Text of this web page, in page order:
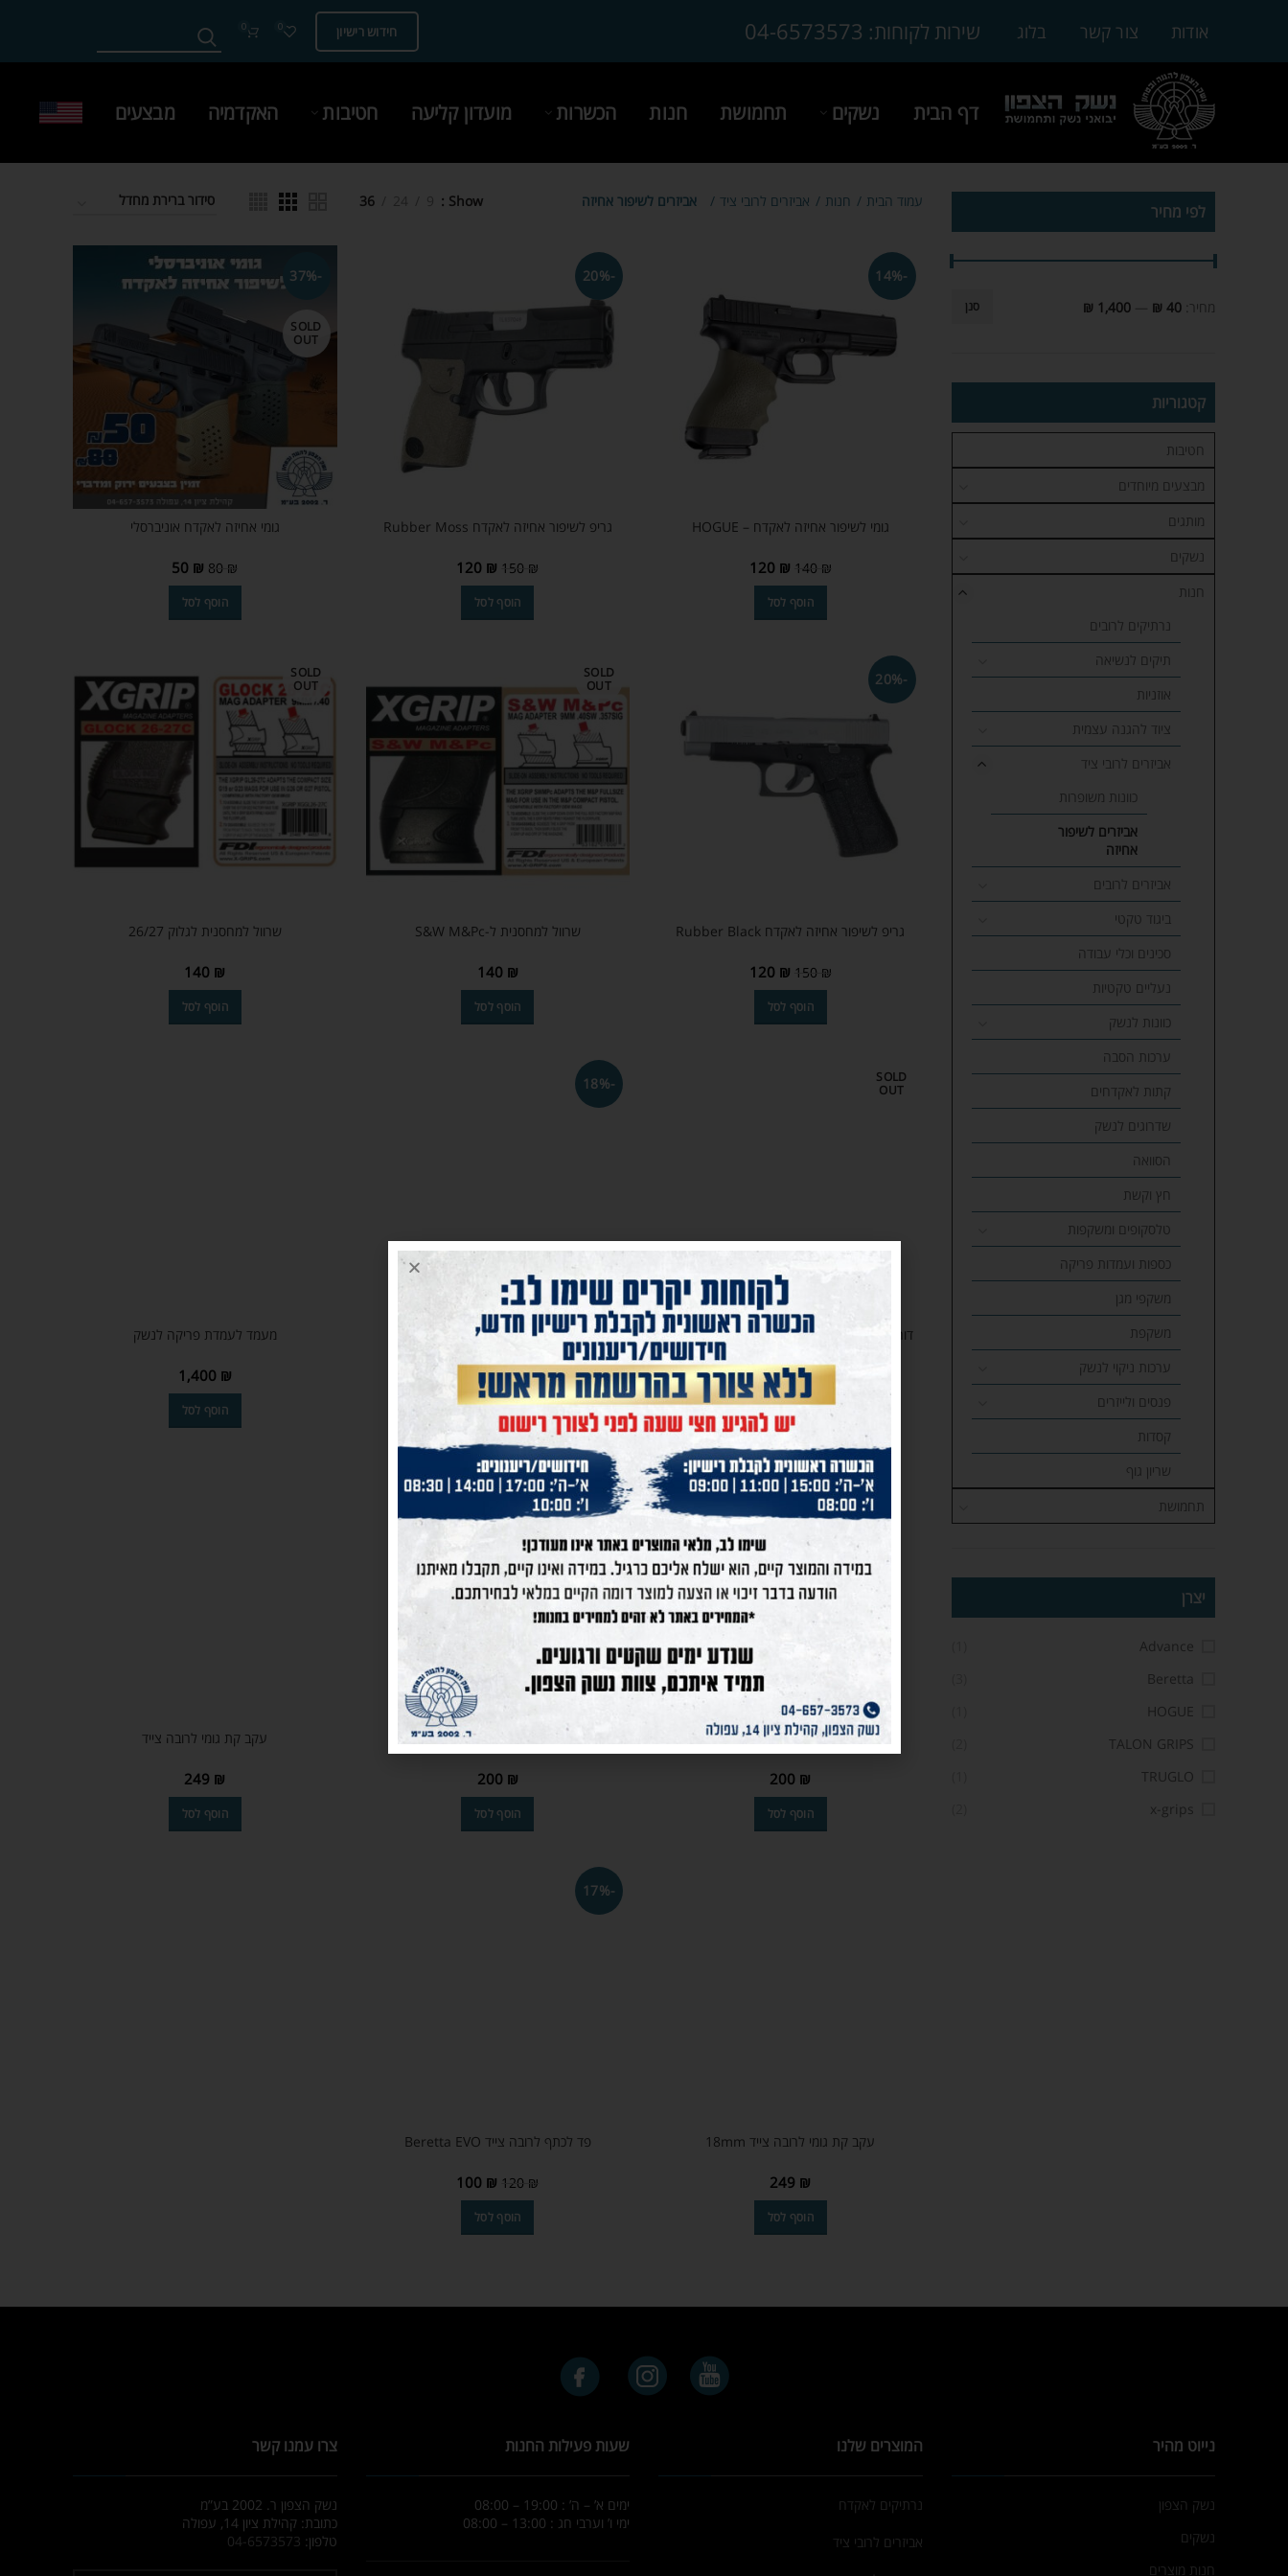
אודות צור קשר בלוג שירות לקוחות: 04-6573573 חידוש רישיון 0
0
דף הבית נשקים תחמושת חנות הכשרות מועדון קליעה חטיבות האקדמיה מבצעים
עמוד הבית חנות אביזרים לרובי ציד אביזרים לשיפור אחיזה Show
36
-14%
גומי לשיפור אחיזה לאקדח – HOGUE
140 ₪
120 ₪
הוסף לסל
-20%
גריפ לשיפור אחיזה לאקדח Rubber Moss
150 ₪
120 ₪
הוסף לסל
-37%
SOLD
OUT
גומי אחיזה לאקדח אוניברסלי
80 ₪
50 ₪
הוסף לסל
-20%
גריפ לשיפור אחיזה לאקדח Rubber Black
150 ₪
120 ₪
הוסף לסל
SOLD
OUT
שרוול למחסנית ל-S&W M&Pc
140 ₪
הוסף לסל
SOLD
OUT
שרוול למחסנית לגלוק 26/27
140 ₪
הוסף לסל
SOLD
OUT
דורגלים TAC•POD™ ADJUSTABLE BIPODS
339₪
הוסף לסל
-18%
מעמד לנייד לרובה
220₪
180₪
הוסף לסל
מעמד לעמדת פריקה לנשק
1,400 ₪
הוסף לסל
ידית לרובה ציד AGM-500
200 ₪
הוסף לסל
200 ₪
הוסף לסל
עקב קת גומי לרובה צייד
249 ₪
הוסף לסל
עקב קת גומי לרובה צייד 18mm
249 ₪
הוסף לסל
-17%
פד לכתף לרובה צייד Beretta EVO
120 ₪
100 ₪
הוסף לסל
לפי מחיר
סנן מחיר: 40 ₪
1,400 ₪
קטגוריות
חטיבות
מבצעים מיוחדים
מותגים
נשקים
חנות
נרתיקים לרובים
תיקים לנשיאה
אוזניות
ציוד להגנה עצמית
אביזרים לרובי ציד
כוונות משופרות
אביזרים לשיפור
אחיזה
אביזרים לרובים
ביגוד טקטי
סכינים וכלי עבודה
נעליים טקטיות
כוונות לנשק
ערכות הסבה
קתות לאקדחים
שדרוגים לנשק
הסוואה
חץ וקשת
טלסקופים ומשקפות
כספות ועמדות פריקה
משקפי מגן
משקפת
ערכות ניקוי לנשק
פנסים ולייזרים
קסדות
שריון גוף
תחמושת
יצרן
Advance
Beretta
HOGUE
TALON GRIPS
TRUGLO
x-grips
נייוט מהיר
נשק הצפון
נשקים
חנות מוצרים
המוצרים שלנו
נרתיקים לאקדח
אביזרים לרובי ציד
שעות פעילות החנות
ימים א’ – ה’ : 19:00 – 08:00
ימי ו’ וערבי חג : 13:00 – 08:00
צרו עמנו קשר
נשק הצפון ר. 2002 בע”מ
כתובת: קהילת ציון 14, עפולה
טלפון: 04-6573573